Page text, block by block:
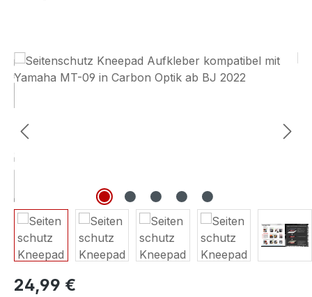
Bildergalerie überspringen
24,99 €